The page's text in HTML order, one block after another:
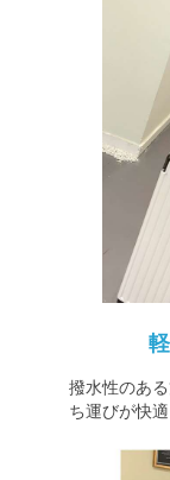
撥水性のあ
ち運びが快適